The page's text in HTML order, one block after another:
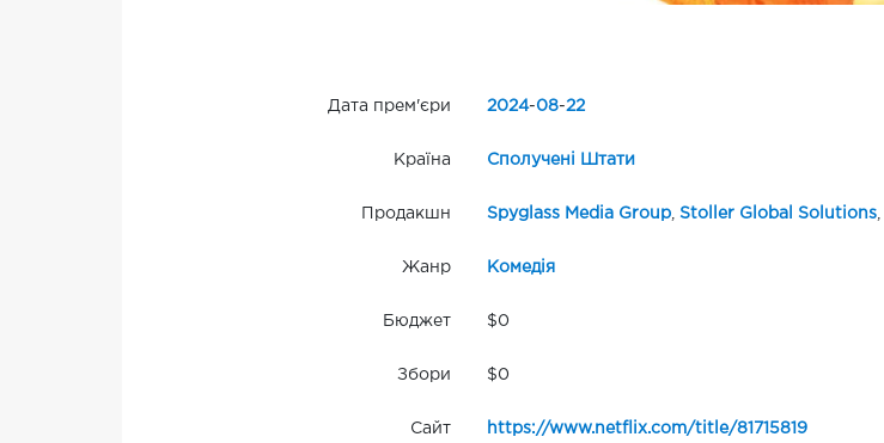
Дата прем'єри 2024-08-22
Країна Сполучені Штати
Продакшн Spyglass Media Group, Stoller Global Solutions,
Жанр Комедія
Бюджет $0
Збори $0
Сайт https://www.netflix.com/title/81715819